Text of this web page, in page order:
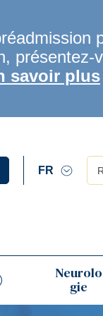
présentez-
savoir plus
Neurolo
gie